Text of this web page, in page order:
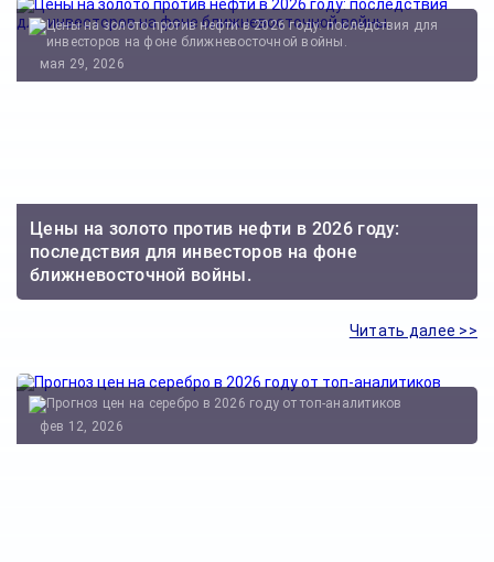
Цены на золото против нефти в 2026 году:
последствия для инвесторов на фоне
ближневосточной войны.
мая 29, 2026
Читать далее >>
фев 12, 2026